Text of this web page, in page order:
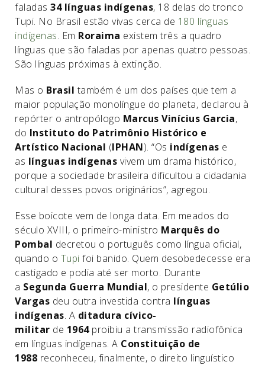
faladas 34 línguas indígenas, 18 delas do tronco
Tupi. No Brasil estão vivas cerca de 180 línguas
indígenas. Em Roraima existem três a quadro
línguas que são faladas por apenas quatro pessoas.
São línguas próximas à extinção.
Mas o Brasil também é um dos países que tem a
maior população monolíngue do planeta, declarou à
repórter o antropólogo Marcus Vinícius Garcia,
do Instituto do Patrimônio Histórico e
Artístico Nacional (IPHAN). “Os indígenas e
as línguas indígenas vivem um drama histórico,
porque a sociedade brasileira dificultou a cidadania
cultural desses povos originários”, agregou.
Esse boicote vem de longa data. Em meados do
século XVIII, o primeiro-ministro Marquês do
Pombal decretou o português como língua oficial,
quando o Tupi foi banido. Quem desobedecesse era
castigado e podia até ser morto. Durante
a Segunda Guerra Mundial, o presidente Getúlio
Vargas deu outra investida contra línguas
indígenas. A ditadura cívico-
militar de 1964proibiu a transmissão radiofônica
em línguas indígenas. A Constituição de
1988 reconheceu, finalmente, o direito linguístico